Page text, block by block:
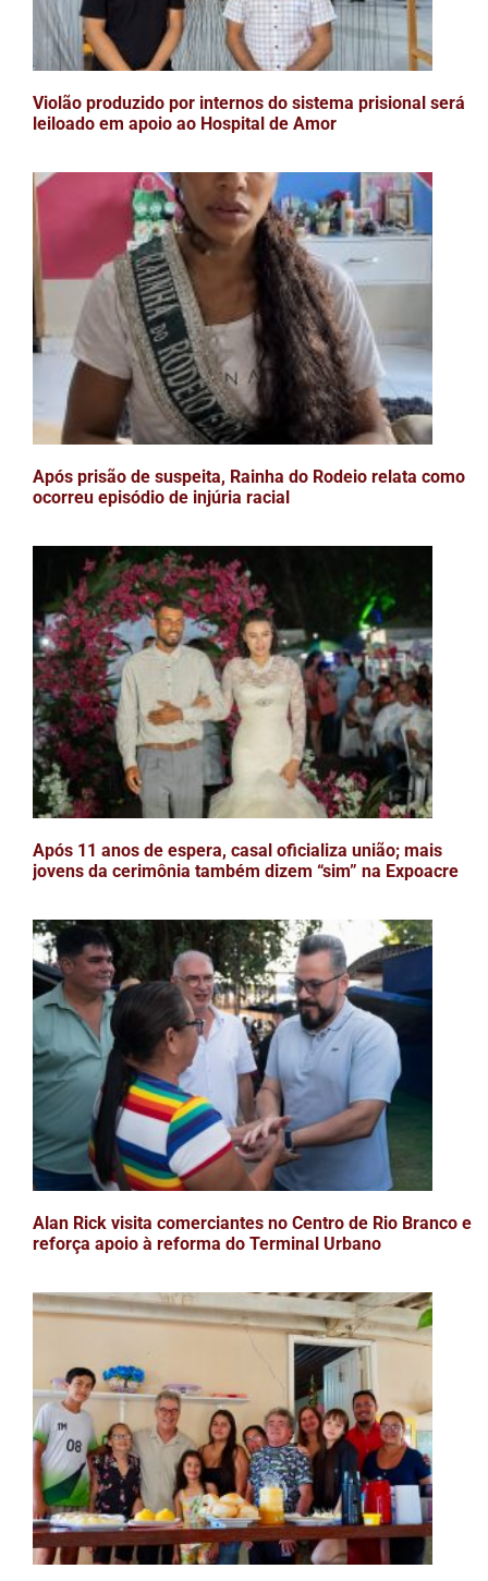
Violão produzido por internos do sistema prisional será
leiloado em apoio ao Hospital de Amor
Após prisão de suspeita, Rainha do Rodeio relata como
ocorreu episódio de injúria racial
Após 11 anos de espera, casal oficializa união; mais
jovens da cerimônia também dizem “sim” na Expoacre
Alan Rick visita comerciantes no Centro de Rio Branco e
reforça apoio à reforma do Terminal Urbano